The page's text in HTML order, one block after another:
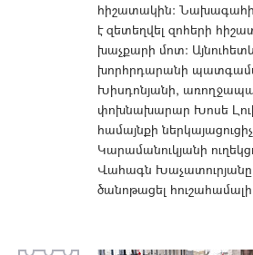
հիշատակին:
է զետեղվել զոհերի
խաչքարի մոտ:
խորհրդարանի
Խիսդոնյանի,
փոխնախարար Խոսե
համայնքի
Կարամանուկյանի
Վահագն Խաչատուրյանը
ծանոթացել